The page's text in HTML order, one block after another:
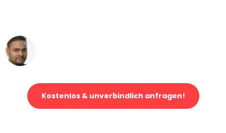
Kostenlos & unverbindlich anfragen!